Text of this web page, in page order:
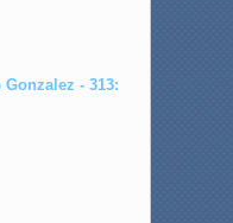
- 313: